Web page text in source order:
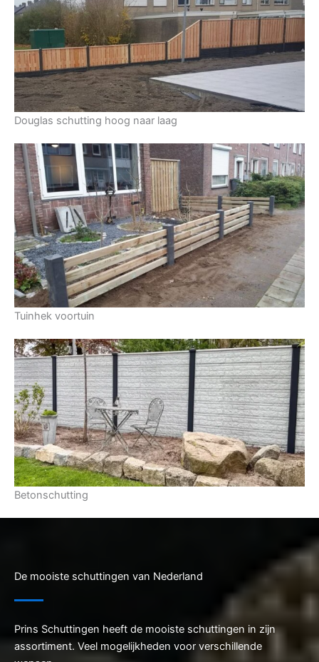
Douglas schutting hoog naar laag
Tuinhek voortuin
Betonschutting
De mooiste schuttingen van Nederland
Prins Schuttingen heeft de mooiste schuttingen in zijn
assortiment. Veel mogelijkheden voor verschillende